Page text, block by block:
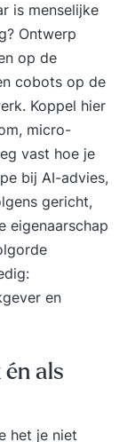
is menselijke
Ontwerp
op de
cobots op de
Koppel hier
micro-
vast hoe je
bij AI-advies,
gericht,
eigenaarschap
en
als
het je niet